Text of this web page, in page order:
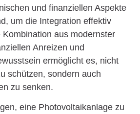
und finanziellen Aspekte
um die Integration effektiv
Kombination aus modernster
Anreizen und
ermöglicht es, nicht
schützen, sondern auch
zu senken.
eine Photovoltaikanlage zu